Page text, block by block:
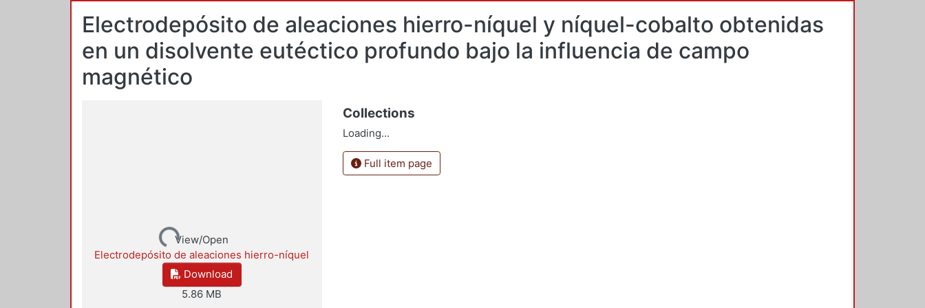
Electrodepósito de aleaciones hierro-níquel y níquel-cobalto obtenidas
en un disolvente eutéctico profundo bajo la influencia de campo
magnético
Loading...View/Open
Electrodepósito de aleaciones hierro-níquel
Download
5.86 MB
Collections
Loading...
Full item page